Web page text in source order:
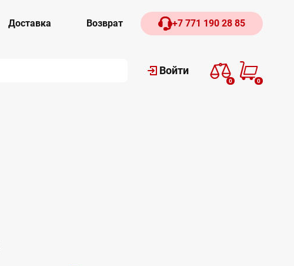
Доставка Возврат +7 771 190 28 85
Войти
0 0